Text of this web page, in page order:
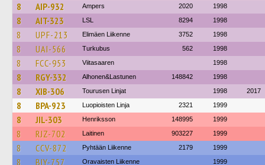
8 AIP-932 Ampers 2020 1998
8 AIT-323 LSL 8294 1998
8 UPF-213 Elimäen Liikenne 3752 1998
8 UAI-566 Turkubus 562 1998
8 FCC-953 Viitasaaren 1998
8 RGY-332 Alhonen&Lastunen 148842 1998
8 XIB-306 Tourusen Linjat 1998 2017
8 BPA-923 Luopioisten Linja 2321 1999
8 JIL-303 Henriksson 148995 1999
8 RJZ-702 Laitinen 903227 1999
8 CCV-872 Pyhtään Liikenne 2179 1999
8 BIY-757 Oravaisten Liikenne 1999